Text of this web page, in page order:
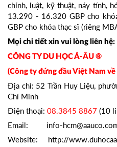
chính, luật, kỹ thuật, náy tính,
13.290 - 16.320 GBP cho
GBP cho khóa thạc sĩ (riêng
Mọi chi tiết xin vui lòng liên hệ:
CÔNG TY DU HỌC Á-ÂU ®
(Công ty đứng đầu Việt Nam
Địa chỉ: 52 Trần Huy Liệu,
Chí Minh
Điện thoại: 08.3845 8867 (10
Email: info-
Website: http://